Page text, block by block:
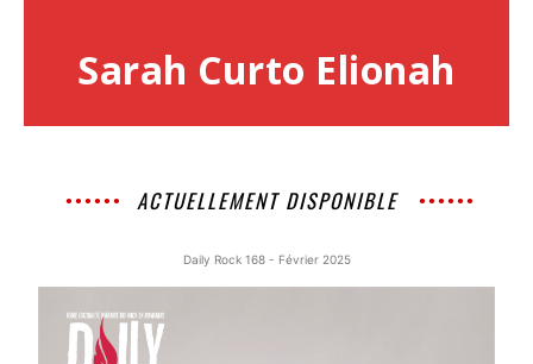
Sarah Curto Elionah
ACTUELLEMENT DISPONIBLE
Daily Rock 168 - Février 2025